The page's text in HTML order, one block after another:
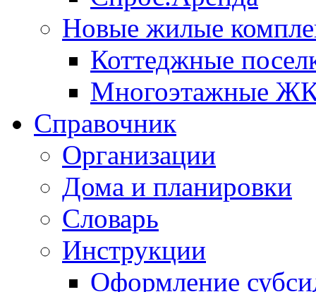
Новые жилые
Коттеджные
Многоэтажные
Справочник
Организации
Дома и планировки
Словарь
Инструкции
Оформление